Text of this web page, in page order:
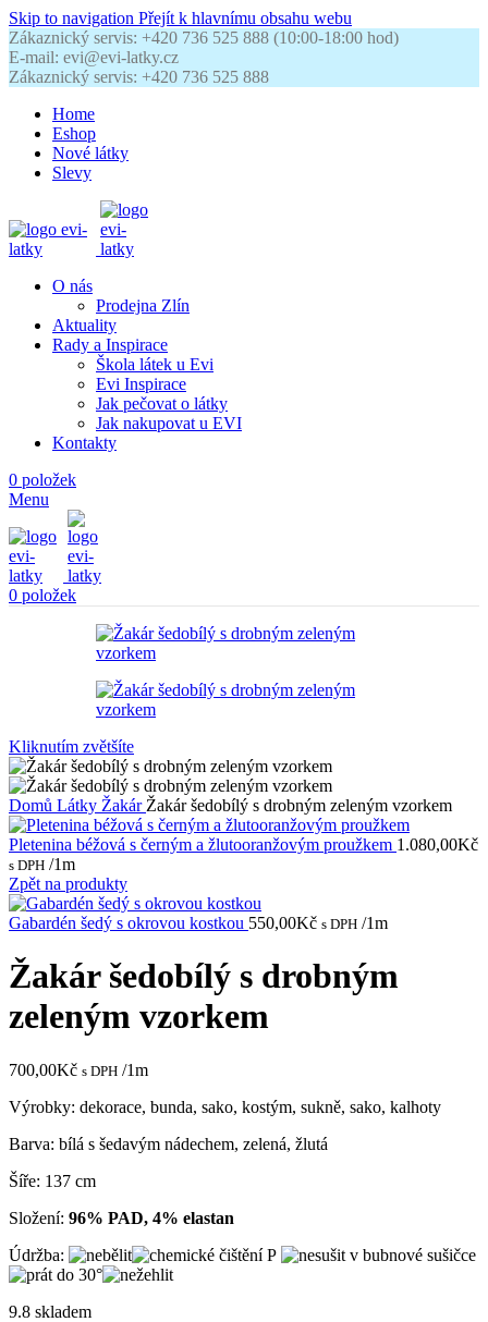
Skip to navigation Přejít k hlavnímu obsahu webu
Zákaznický servis: +420 736 525 888 (10:00-18:00 hod)
E-mail: evi@evi-latky.cz
Zákaznický servis: +420 736 525 888
Home
Eshop
Nové látky
Slevy
O nás
Prodejna Zlín
Aktuality
Rady a Inspirace
Škola látek u Evi
Evi Inspirace
Jak pečovat o látky
Jak nakupovat u EVI
Kontakty
0 položek
Menu
0 položek
Kliknutím zvětšíte
Domů Látky Žakár Žakár šedobílý s drobným zeleným vzorkem
Pletenina béžová s černým a žlutooranžovým proužkem 1.080,00Kč
s DPH /1m
Zpět na produkty
Gabardén šedý s okrovou kostkou 550,00Kč s DPH /1m
Žakár šedobílý s drobným
zeleným vzorkem
700,00Kč s DPH /1m
Výrobky: dekorace, bunda, sako, kostým, sukně, sako, kalhoty
Barva: bílá s šedavým nádechem, zelená, žlutá
Šíře: 137 cm
Složení: 96% PAD, 4% elastan
Údržba:
9.8 skladem